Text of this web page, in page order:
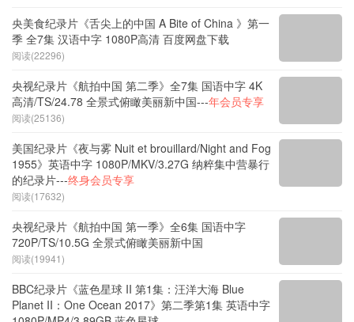
央美食纪录片《舌尖上的中国 A Bite of China 》第一
季 全7集 汉语中字 1080P高清 百度网盘下载
阅读(22296)
央视纪录片《航拍中国 第二季》全7集 国语中字 4K
高清/TS/24.78 全景式俯瞰美丽新中国---年会员专享
阅读(25136)
美国纪录片《夜与雾 Nuit et brouillard/Night and Fog
1955》英语中字 1080P/MKV/3.27G 纳粹集中营暴行
的纪录片---终身会员专享
阅读(17632)
央视纪录片《航拍中国 第一季》全6集 国语中字
720P/TS/10.5G 全景式俯瞰美丽新中国
阅读(19941)
BBC纪录片《蓝色星球 II 第1集：汪洋大海 Blue
Planet II：One Ocean 2017》第二季第1集 英语中字